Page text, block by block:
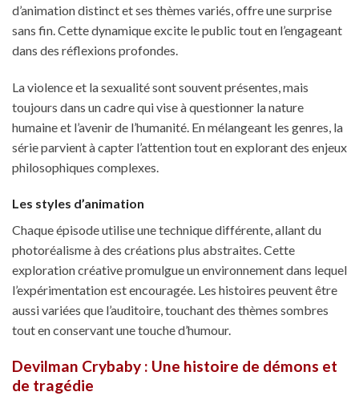
d’animation distinct et ses thèmes variés, offre une surprise
sans fin. Cette dynamique excite le public tout en l’engageant
dans des réflexions profondes.
La violence et la sexualité sont souvent présentes, mais
toujours dans un cadre qui vise à questionner la nature
humaine et l’avenir de l’humanité. En mélangeant les genres, la
série parvient à capter l’attention tout en explorant des enjeux
philosophiques complexes.
Les styles d’animation
Chaque épisode utilise une technique différente, allant du
photoréalisme à des créations plus abstraites. Cette
exploration créative promulgue un environnement dans lequel
l’expérimentation est encouragée. Les histoires peuvent être
aussi variées que l’auditoire, touchant des thèmes sombres
tout en conservant une touche d’humour.
Devilman Crybaby : Une histoire de démons et
de tragédie